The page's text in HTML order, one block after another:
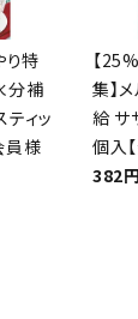
り特
分補
ィッ
員様
【
集】
給 サ
個入
382円